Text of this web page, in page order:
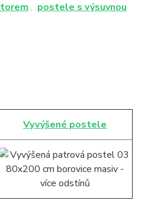
, postele s výsuvnou
Vyvýšené postele